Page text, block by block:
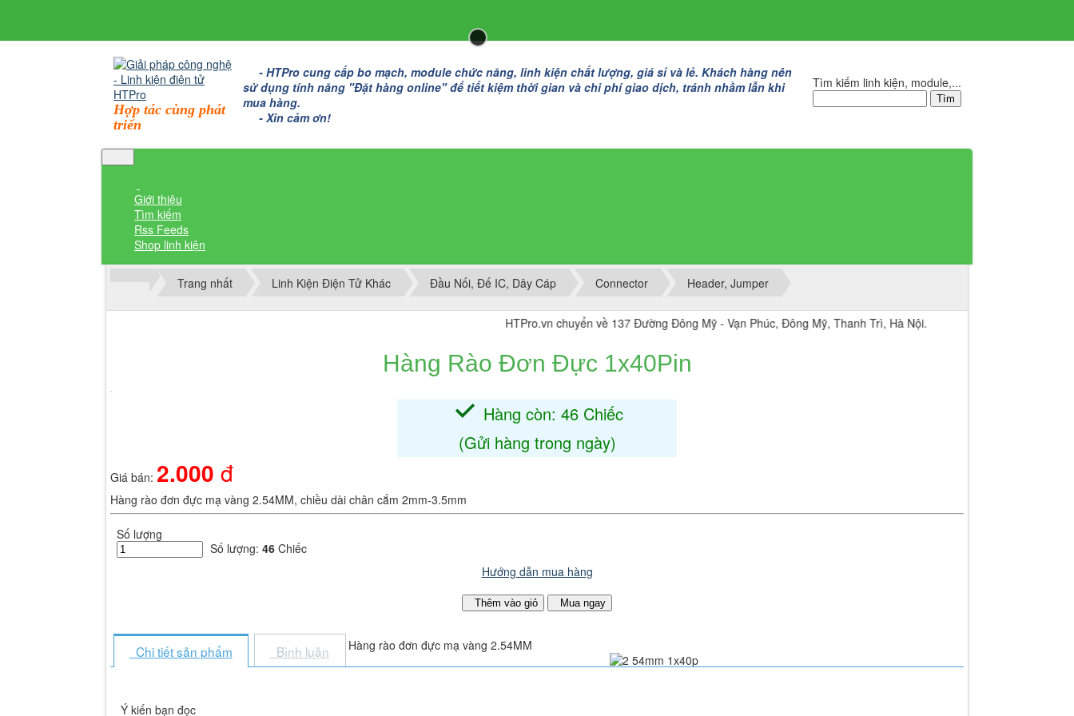
Hợp tác cùng phát
triển
- HTPro cung cấp bo mạch, module chức năng, linh kiện chất lượng, giá sỉ và lẻ. Khách hàng nên
sử dụng tính năng "Đặt hàng online" để tiết kiệm thời gian và chi phí giao dịch, tránh nhầm lẫn khi
mua hàng.
- Xin cảm ơn!
Tìm kiếm linh kiện, module,...
Giới thiệu
Tìm kiếm
Rss Feeds
Shop linh kiện
Trang nhất Linh Kiện Điện Tử Khác Đầu Nối, Đế IC, Dây Cáp Connector Header, Jumper
HTPro.vn chuyển về 137 Đường Đông Mỹ - Vạn Phúc, Đông Mỹ, Thanh Trì, Hà Nội.
Hàng Rào Đơn Đực 1x40Pin
Hàng còn: 46 Chiếc
(Gửi hàng trong ngày)
Giá bán: 2.000 đ
Hàng rào đơn đực mạ vàng 2.54MM, chiều dài chân cắm 2mm-3.5mm
Số lượng
Số lượng: 46 Chiếc
Hướng dẫn mua hàng
Thêm vào giỏ Mua ngay
Chi tiết sản phẩm Bình luận Hàng rào đơn đực mạ vàng 2.54MM
Ý kiến bạn đọc
Thành viên đăng nhập
Nhập một trong các mã dự phòng bạn đã nhận được.
Đăng nhập